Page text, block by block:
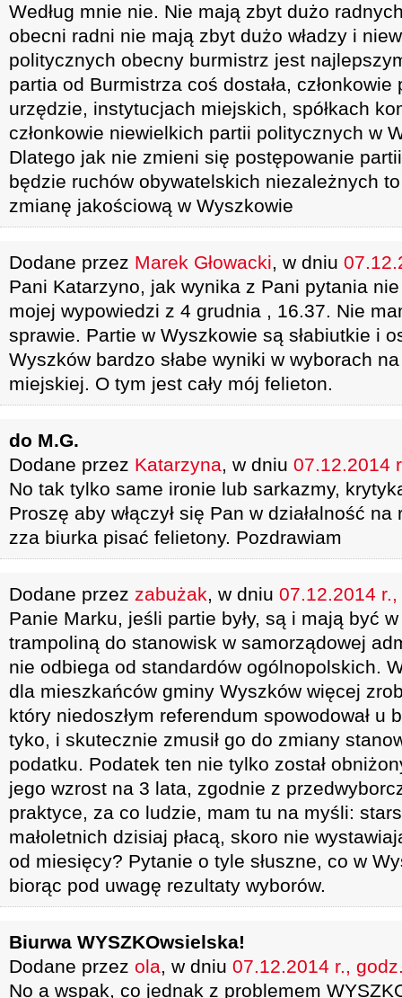
Według mnie nie. Nie mają zbyt dużo
obecni radni nie mają zbyt dużo władzy i
politycznych obecny burmistrz jest
partia od Burmistrza coś dostała, członkowie
urzędzie, instytucjach miejskich, spółkach
członkowie niewielkich partii politycznych w
Dlatego jak nie zmieni się postępowanie
będzie ruchów obywatelskich niezależnych
zmianę jakościową w Wyszkowie
Dodane przez Marek Głowacki, w dniu
Pani Katarzyno, jak wynika z Pani pytania
mojej wypowiedzi z 4 grudnia , 16.37. Nie
sprawie. Partie w Wyszkowie są słabiutkie i
Wyszków bardzo słabe wyniki w wyborach
miejskiej. O tym jest cały mój felieton.
do M.G.
Dodane przez Katarzyna, w dniu 07.12.2014
No tak tylko same ironie lub sarkazmy,
Proszę aby włączył się Pan w działalność
zza biurka pisać felietony. Pozdrawiam
Dodane przez zabużak, w dniu 07.12.2014
Panie Marku, jeśli partie były, są i mają być
trampoliną do stanowisk w samorządowej
nie odbiega od standardów ogólnopolskich.
dla mieszkańców gminy Wyszków więcej
który niedoszłym referendum spowodował u
tyko, i skutecznie zmusił go do zmiany
podatku. Podatek ten nie tylko został
jego wzrost na 3 lata, zgodnie z
praktyce, za co ludzie, mam tu na myśli:
małoletnich dzisiaj płacą, skoro nie
od miesięcy? Pytanie o tyle słuszne, co w
biorąc pod uwagę rezultaty wyborów.
Biurwa WYSZKOwsielska!
Dodane przez ola, w dniu 07.12.2014 r.,
No a wspak, co jednak z problemem